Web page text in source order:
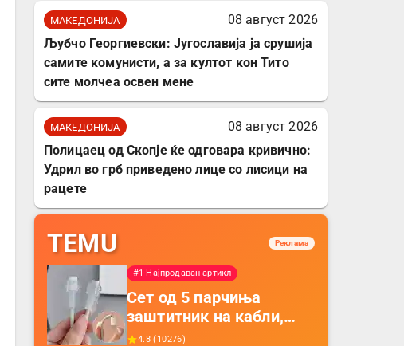
МАКЕДОНИЈА
08 август 2026
Љубчо Георгиевски: Југославија ја срушија
самите комунисти, а за култот кон Тито
сите молчеа освен мене
МАКЕДОНИЈА
08 август 2026
Полицаец од Скопје ќе одговара кривично:
Удрил во грб приведено лице со лисици на
рацете
TEMU Реклама
#1 Најпродаван артикл
Сет од 5 парчиња
заштитник на кабли,
прекривка за заштита
4.8 (10276)